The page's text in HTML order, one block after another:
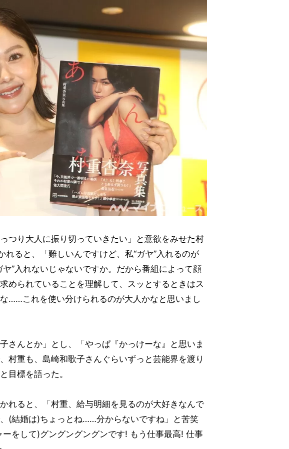
つり大人に振り切っていきたい」と意欲をみせた村
れると、「難しいんですけど、私“ガヤ”入れるのが
”入れないじゃないですか。だから番組によって顔
められていることを理解して、スッとするときはス
……これを使い分けられるのが大人かなと思いまし
さんとか」とし、「やっぱ『かっけーな』と思いま
村重も、島崎和歌子さんぐらいずっと芸能界を渡り
目標を語った。
れると、「村重、給与明細を見るのが大好きなんで
(結婚は)ちょっとね……分からないですね」と苦笑
をして)グングングングンです! もう仕事最高! 仕事